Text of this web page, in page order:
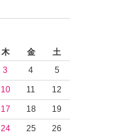
木 金
土
3 4
5
10 11
12
17 18
19
24 25
26